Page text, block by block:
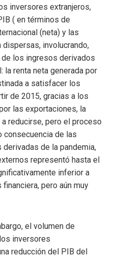
inversores extranjeros,
( en términos de
(neta) y las
involucrando,
los ingresos derivados
la renta neta generada por
a satisfacer los
de 2015, gracias a los
las exportaciones, la
reducirse, pero el proceso
consecuencia de las
de la pandemia,
representó hasta el
inferior a
pero aún muy
el volumen de
inversores
reducción del PIB del